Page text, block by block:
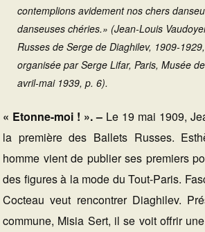
contemplions avidement nos chers
danseuses chéries.» (Jean-Louis
Russes de Serge de Diaghilev, 1909-
organisée par Serge Lifar, Paris, Musée
avril-mai 1939, p. 6).
« Etonne-moi ! ». – Le 19 mai 1909,
la première des Ballets Russes.
homme vient de publier ses premiers
des figures à la mode du Tout-Paris.
Cocteau veut rencontrer Diaghilev.
commune, Misia Sert, il se voit offrir